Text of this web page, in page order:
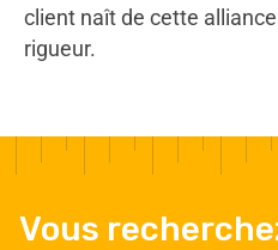
client naît de cette
rigueur.
Vous